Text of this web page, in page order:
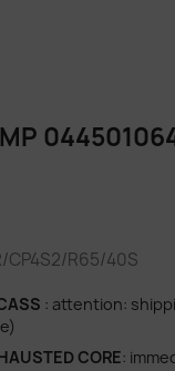
CP4S2/R65/40S
: attention:
CORE: